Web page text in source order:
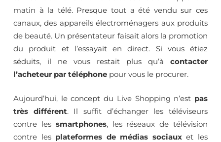
matin à la télé. Presque tout a été vendu sur ces
canaux, des appareils électroménagers aux produits
de beauté. Un présentateur faisait alors la promotion
du produit et l’essayait en direct. Si vous étiez
séduits, il ne vous restait plus qu’à contacter
l’acheteur par téléphone pour vous le procurer.
Aujourd’hui, le concept du Live Shopping n’est pas
très différent. Il suffit d’échanger les téléviseurs
contre les smartphones, les réseaux de télévision
contre les plateformes de médias sociauxet les